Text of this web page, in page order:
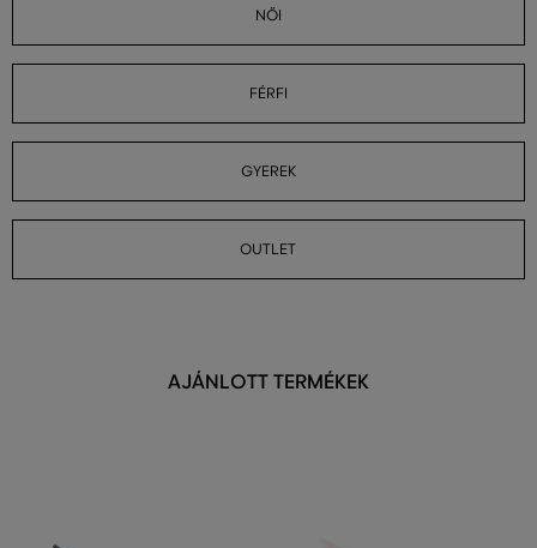
NŐI
FÉRFI
GYEREK
OUTLET
AJÁNLOTT TERMÉKEK